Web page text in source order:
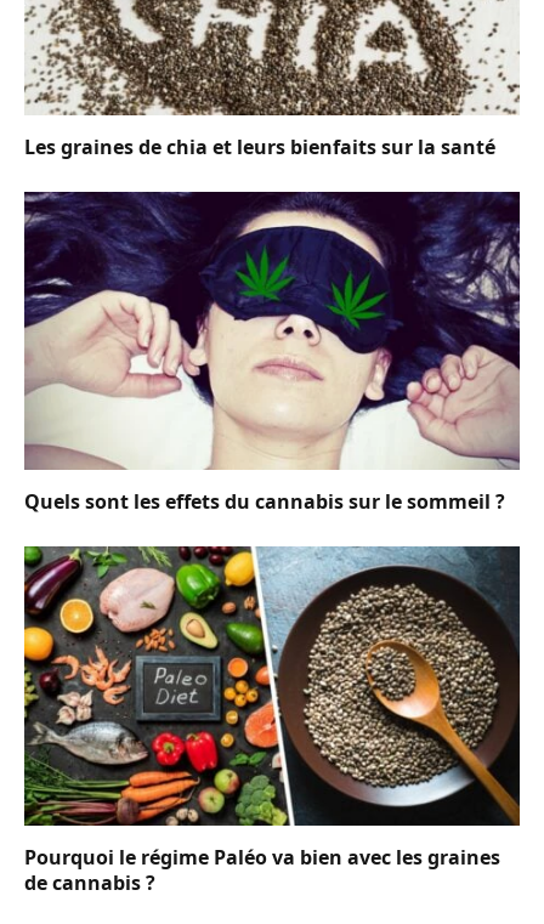
Les graines de chia et leurs bienfaits sur la santé
Quels sont les effets du cannabis sur le sommeil ?
Pourquoi le régime Paléo va bien avec les graines
de cannabis ?